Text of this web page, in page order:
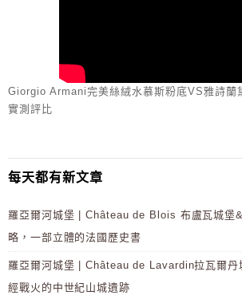
Giorgio Armani完美絲絨水慕斯粉底VS雅詩蘭
實測評比
每天都有新文章
羅亞爾河城堡 | Château de Blois 布盧瓦城堡
略，一部立體的法國歷史書
羅亞爾河城堡 | Château de Lavardin拉瓦爾
經戰火的中世紀山城遺跡